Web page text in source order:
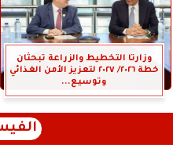
وزارتا التخطيط والزراعة تبحثان
خطة ٢٠٢٦/ ٢٠٢٧ لتعزيز الأمن الغذائي
وتوسيع...